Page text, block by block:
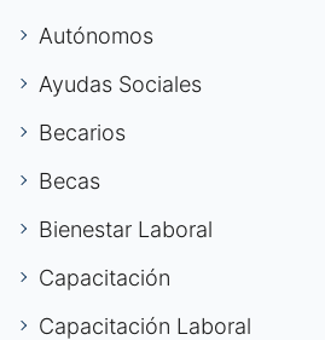
Autónomos
Ayudas Sociales
Becarios
Becas
Bienestar Laboral
Capacitación
Capacitación Laboral